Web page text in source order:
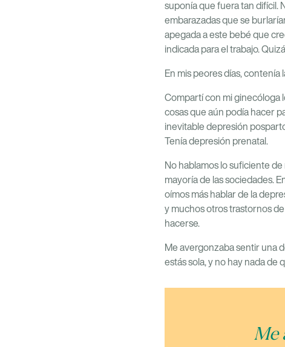
suponía que fuera tan difícil.
embarazadas que se
apegada a este bebé que
indicada para el trabajo.
En mis peores días,
Compartí con mi ginecóloga
cosas que aún podía hacer
inevitable depresión
Tenía depresión prenatal.
No hablamos lo suficiente
mayoría de las sociedades.
oímos más hablar de la
y muchos otros trastornos
hacerse.
Me avergonzaba sentir una
estás sola, y no hay nada de
Me